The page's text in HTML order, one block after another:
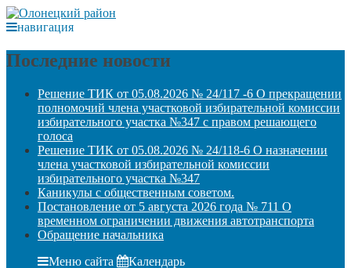
навигация
Последние новости
Решение ТИК от 05.08.2026 № 24/117 -6 О прекращении
полномочий члена участковой избирательной комиссии
избирательного участка №347 с правом решающего
голоса
Решение ТИК от 05.08.2026 № 24/118-6 О назначении
члена участковой избирательной комиссии
избирательного участка №347
Каникулы с общественным советом.
Постановление от 5 августа 2026 года № 711 О
временном ограничении движения автотранспорта
Обращение начальника
Меню сайта Календарь